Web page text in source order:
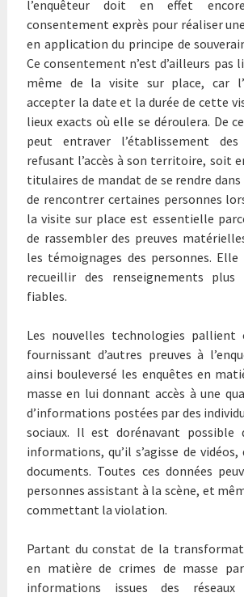
l’enquêteur doit en effet
consentement exprès pour réaliser
en application du principe de
Ce consentement n’est d’ailleurs pas
même de la visite sur place, car
accepter la date et la durée de cette
lieux exacts où elle se déroulera. De
peut entraver l’établissement
refusant l’accès à son territoire, soit
titulaires de mandat de se rendre
de rencontrer certaines personnes
la visite sur place est essentielle
de rassembler des preuves
les témoignages des personnes.
recueillir des renseignements
fiables.
Les nouvelles technologies pallient
fournissant d’autres preuves à
ainsi bouleversé les enquêtes en
masse en lui donnant accès à une
d’informations postées par des
sociaux. Il est dorénavant possible
informations, qu’il s’agisse de
documents. Toutes ces données
personnes assistant à la scène, et
commettant la violation.
Partant du constat de la
en matière de crimes de masse
informations issues des